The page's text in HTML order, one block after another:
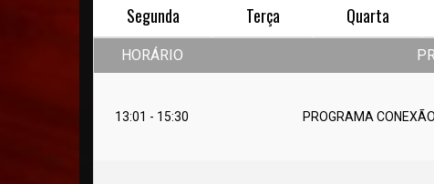
Segunda Terça Quarta
HORÁRIO
13:01 - 15:30
PROGRAMA